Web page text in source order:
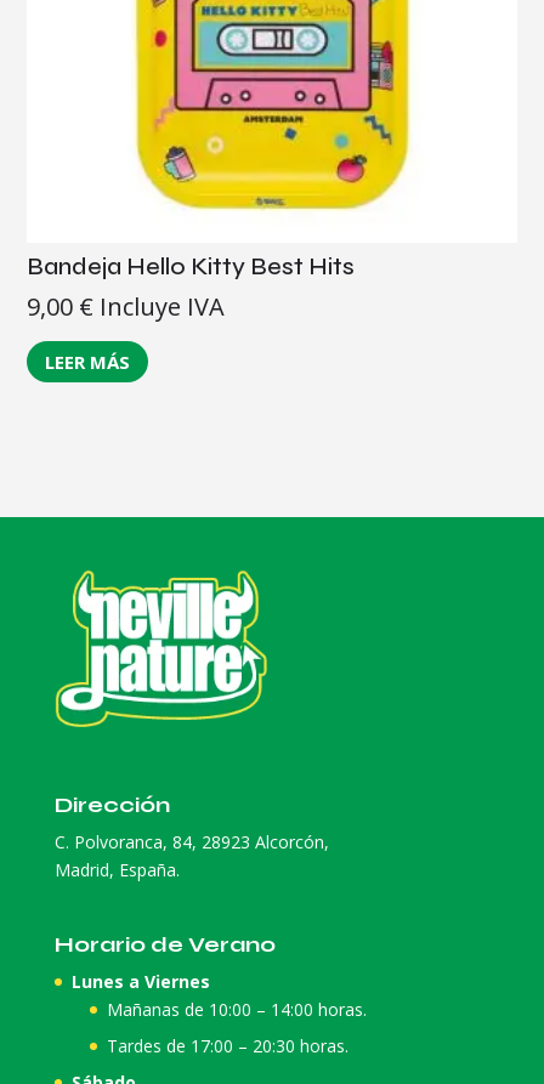
Bandeja Hello Kitty Best Hits
9,00 € Incluye IVA
LEER MÁS
Dirección
C. Polvoranca, 84, 28923 Alcorcón,
Madrid, España.
Horario de Verano
Lunes a Viernes
Mañanas de 10:00 – 14:00 horas.
Tardes de 17:00 – 20:30 horas.